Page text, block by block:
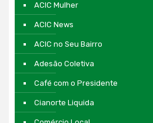
ACIC Mulher
ACIC News
ACIC no Seu Bairro
Adesão Coletiva
Café com o Presidente
Cianorte Liquida